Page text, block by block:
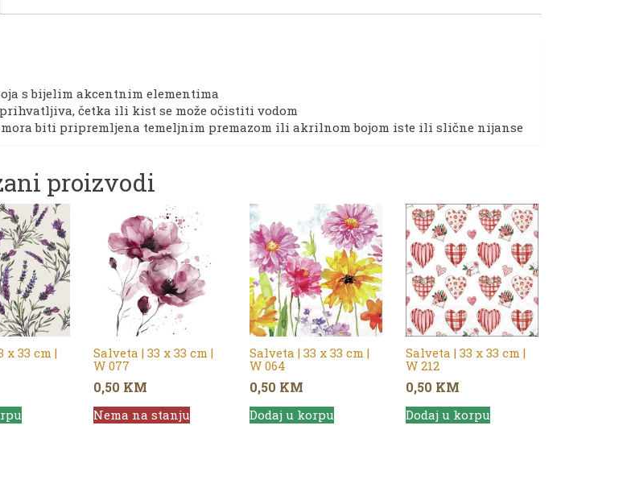
s bijelim akcentnim elementima
četka ili kist se može očistiti vodom
biti pripremljena temeljnim premazom ili akrilnom bojom iste ili slične nijanse
proizvodi
x 33 cm |
Salveta | 33 x 33 cm |
W 077
0,50 KM
Nema na stanju
Salveta | 33 x 33 cm |
W 064
0,50 KM
Dodaj u korpu
Salveta | 33 x 33 cm |
W 212
0,50 KM
Dodaj u korpu